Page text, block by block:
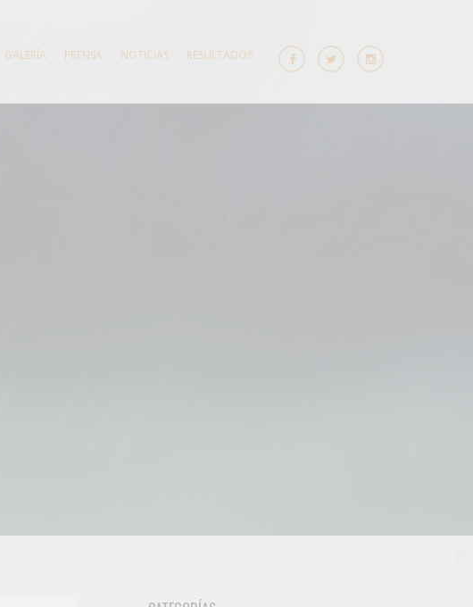
GALERÍA PRENSA NOTICIAS RESULTADOS